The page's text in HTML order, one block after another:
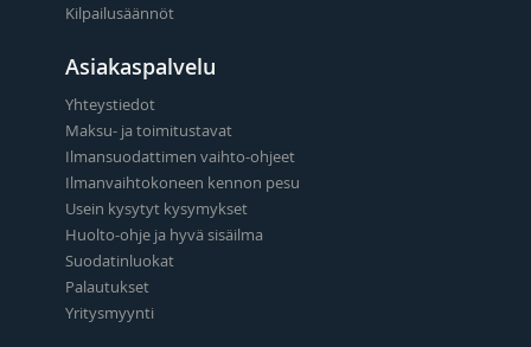
Kilpailusäännöt
Asiakaspalvelu
Yhteystiedot
Maksu- ja toimitustavat
Ilmansuodattimen vaihto-ohjeet
Ilmanvaihtokoneen kennon pesu
Usein kysytyt kysymykset
Huolto-ohje ja hyvä sisäilma
Suodatinluokat
Palautukset
Yritysmyynti